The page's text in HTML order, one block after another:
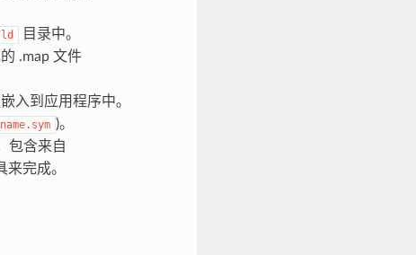
目录中。
.map 文件
入到应用程序中。
)。
包含来自
来完成。